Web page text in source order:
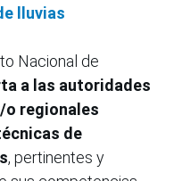
lluvias
Nacional de
a las autoridades
o regionales
de
, pertinentes y